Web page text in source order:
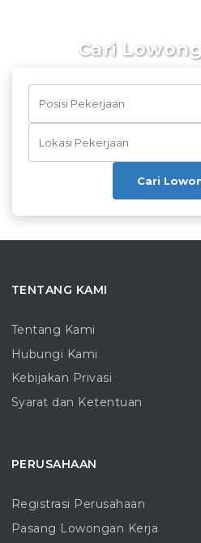
Cari
Cari
TENTANG KAMI
Tentang Kami
Hubungi Kami
Kebijakan Privasi
Syarat dan Ketentuan
PERUSAHAAN
Registrasi Perusahaan
Pasang Lowongan Kerja